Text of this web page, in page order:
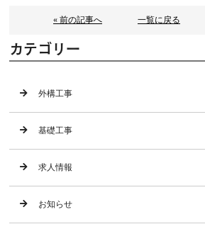
« 前の記事へ 一覧に戻る
カテゴリー
外構工事
基礎工事
求人情報
お知らせ